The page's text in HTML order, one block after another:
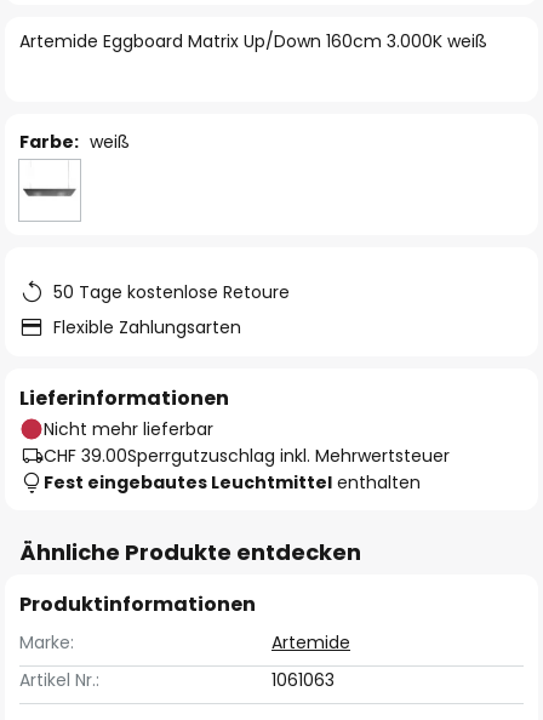
Artemide Eggboard Matrix Up/Down 160cm 3.000K weiß
Farbe: weiß
50 Tage kostenlose Retoure
Flexible Zahlungsarten
Lieferinformationen
Nicht mehr lieferbar
CHF 39.00Sperrgutzuschlag inkl. Mehrwertsteuer
Fest eingebautes Leuchtmittel enthalten
Ähnliche Produkte entdecken
Produktinformationen
Marke:
Artemide
Artikel Nr.:
1061063